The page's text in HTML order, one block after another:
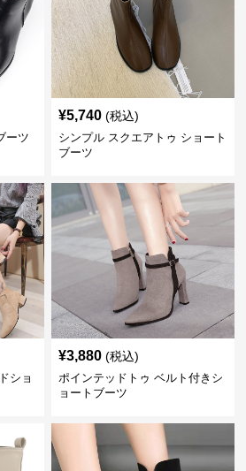
ーツ
¥5,740 (税込)
シンプル スクエアトゥ ショート
ブーツ
ショ
¥3,880 (税込)
ポインテッドトゥ ベルト付きシ
ョートブーツ